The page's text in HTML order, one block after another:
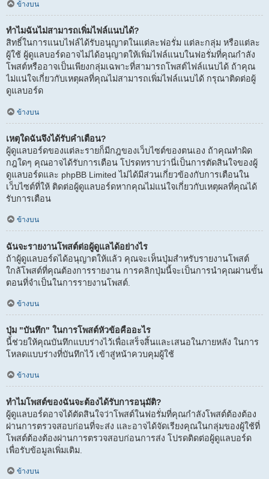
ข้างบน
ทำไมฉันไม่สามารถเพิ่มไฟล์แนบได้?
สิทธิ์ในการแนบไฟล์ได้รับอนุญาตในแต่ละฟอรั่ม แต่ละกลุ่ม หรือแต่ละ
ผู้ใช้ ผู้ดูแลบอร์ดอาจไม่ได้อนุญาตให้เพิ่มไฟล์แนบในฟอรั่มที่คุณกำลัง
โพสต์หรืออาจเป็นเพียงกลุ่มเฉพาะที่สามารถโพสต์ไฟล์แนบได้ ถ้าคุณ
ไม่แน่ใจเกี่ยวกับเหตุผลที่คุณไม่สามารถเพิ่มไฟล์แนบได้ กรุณาติดต่อผู้
ดูแลบอร์ด
ข้างบน
เหตุใดฉันจึงได้รับคำเตือน?
ผู้ดูแลบอร์ดของแต่ละรายก็มีกฎของเว็บไซต์ของตนเอง ถ้าคุณทำผิด
กฎใดๆ คุณอาจได้รับการเตือน โปรดทราบว่านี่เป็นการตัดสินใจของผู้
ดูแลบอร์ดและ phpBB Limited ไม่ได้มีส่วนเกี่ยวข้องกับการเตือนใน
เว็บไซต์ที่ให้ ติดต่อผู้ดูแลบอร์ดหากคุณไม่แน่ใจเกี่ยวกับเหตุผลที่คุณได้
รับการเตือน
ข้างบน
ฉันจะรายงานโพสต์ต่อผู้ดูแลได้อย่างไร
ถ้าผู้ดูแลบอร์ดได้อนุญาตให้แล้ว คุณจะเห็นปุ่มสำหรับรายงานโพสต์
ใกล้โพสต์ที่คุณต้องการรายงาน การคลิกปุ่มนี้จะเป็นการนำคุณผ่านขั้น
ตอนที่จำเป็นในการรายงานโพสต์.
ข้างบน
ปุ่ม "บันทึก" ในการโพสต์หัวข้อคืออะไร
นี้ช่วยให้คุณบันทึกแบบร่างไว้เพื่อเสร็จสิ้นและเสนอในภายหลัง ในการ
โหลดแบบร่างที่บันทึกไว้ เข้าสู่หน้าควบคุมผู้ใช้
ข้างบน
ทำไมโพสต์ของฉันจะต้องได้รับการอนุมัติ?
ผู้ดูแลบอร์ดอาจได้ตัดสินใจว่าโพสต์ในฟอรั่มที่คุณกำลังโพสต์ต้องต้อง
ผ่านการตรวจสอบก่อนที่จะส่ง และอาจได้จัดเรียงคุณในกลุ่มของผู้ใช้ที่
โพสต์ต้องต้องผ่านการตรวจสอบก่อนการส่ง โปรดติดต่อผู้ดูแลบอร์ด
เพื่อรับข้อมูลเพิ่มเติม.
ข้างบน